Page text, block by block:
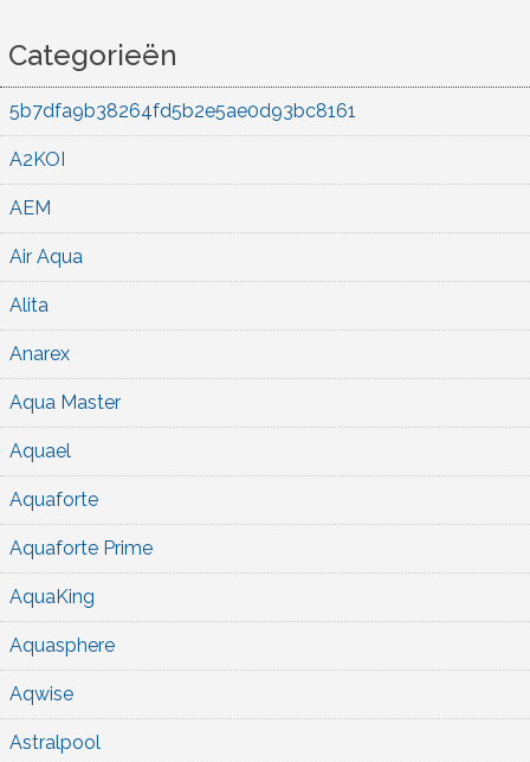
Categorieën
5b7dfa9b38264fd5b2e5ae0d93bc8161
A2KOI
AEM
Air Aqua
Alita
Anarex
Aqua Master
Aquael
Aquaforte
Aquaforte Prime
AquaKing
Aquasphere
Aqwise
Astralpool